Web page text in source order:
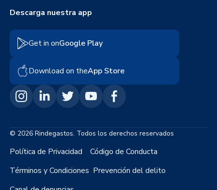
© 2026 Rindegastos. Todos los derechos reservados
Política de Privacidad
Código de Conducta
Términos y Condiciones Prevención del delito
Descarga nuestra app
Get in onGoogle Play
Download on theApp Store